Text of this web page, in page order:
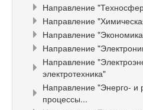
Направление
Направление
Направление
Направление
Направление
электротехника"
Направление "Энерго- и
процессы...